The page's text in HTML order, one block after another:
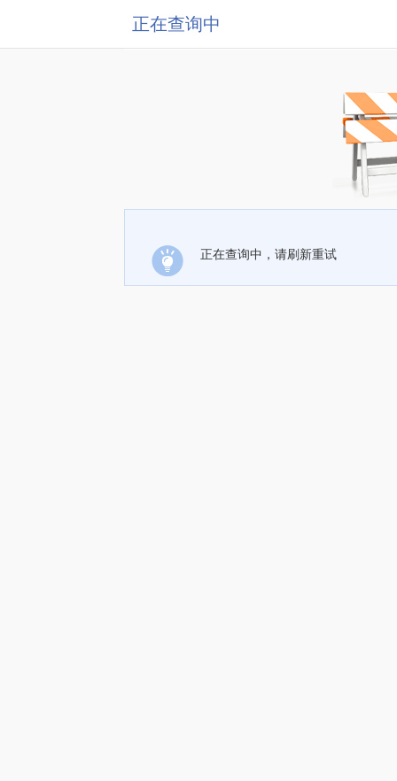
正在查询中
正在查询中，请刷新重试